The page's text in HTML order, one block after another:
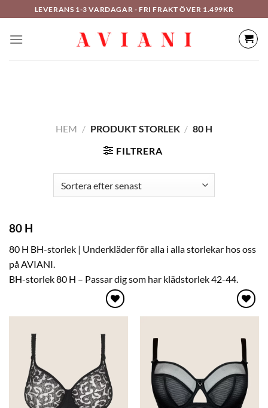
till
innehåll
LEVERANS 1-3 VARDAGAR - FRI FRAKT ÖVER 1.499KR
HEM / PRODUKT STORLEK / 80 H
FILTRERA
80 H
80 H BH-storlek | Underkläder för alla i alla storlekar hos oss
på AVIANI.
BH-storlek 80 H – Passar dig som har klädstorlek 42-44.
till i
önskelistan
till i
önskelistan